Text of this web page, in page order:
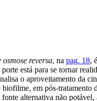
reversa, na pag. 18,
está para se tornar
o aproveitamento da
em pós-tratamento
alternativa não